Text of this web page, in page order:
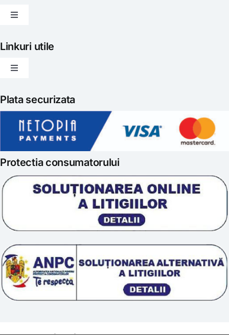
Toggle
Articole
Gatit creativ
Iubim fructele
Scoala „Sanatate 5D”
Tratamente naturale
Linkuri utile
Toggle
Politica de livrare
Politica de retur
Prelucrarea datelor
Termeni si conditii
Politica cookie
Plata securizata
Protectia consumatorului